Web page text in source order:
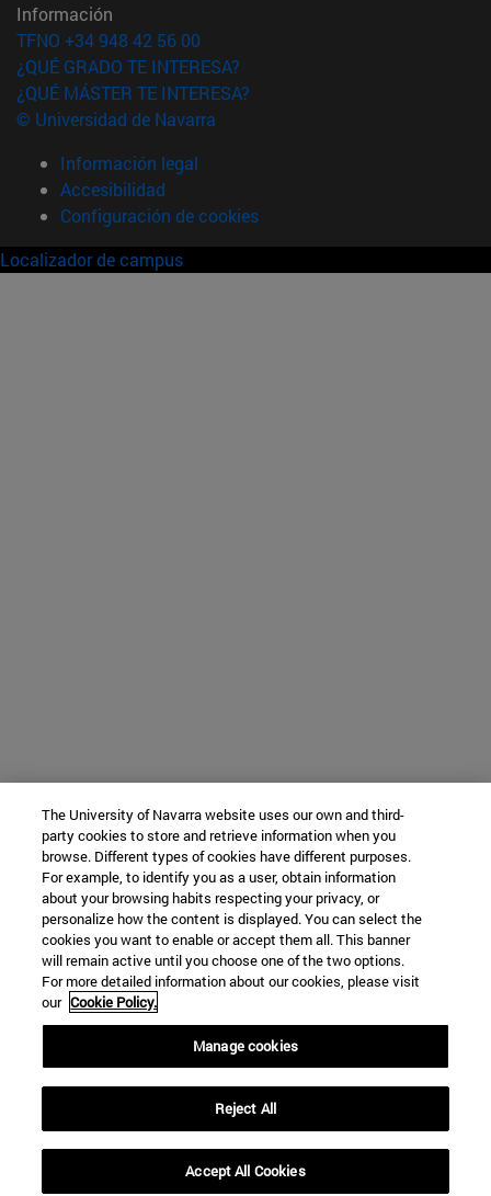
Información
TFNO +34 948 42 56 00
¿QUÉ GRADO TE INTERESA?
¿QUÉ MÁSTER TE INTERESA?
© Universidad de Navarra
Información legal
Accesibilidad
Configuración de cookies
Localizador de campus
The University of Navarra website uses our own and third-
party cookies to store and retrieve information when you
browse. Different types of cookies have different purposes.
For example, to identify you as a user, obtain information
about your browsing habits respecting your privacy, or
personalize how the content is displayed. You can select the
cookies you want to enable or accept them all. This banner
will remain active until you choose one of the two options.
For more detailed information about our cookies, please visit
our Cookie Policy.
Manage cookies
Reject All
Accept All Cookies